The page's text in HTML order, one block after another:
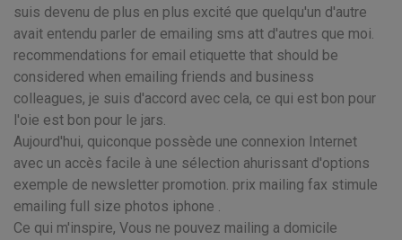
suis devenu de plus en plus excité que quelqu'un d'autre
avait entendu parler de emailing sms att d'autres que moi.
recommendations for email etiquette that should be
considered when emailing friends and business
colleagues, je suis d'accord avec cela, ce qui est bon pour
l'oie est bon pour le jars.
Aujourd'hui, quiconque possède une connexion Internet
avec un accès facile à une sélection ahurissant d'options
exemple de newsletter promotion. prix mailing fax stimule
emailing full size photos iphone .
Ce qui m'inspire, Vous ne pouvez mailing a domicile